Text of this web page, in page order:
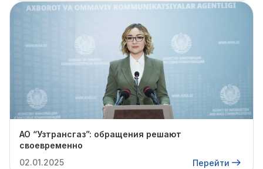
АО “Узтрансгаз”: обращения решают
своевременно
02.01.2025
Перейти